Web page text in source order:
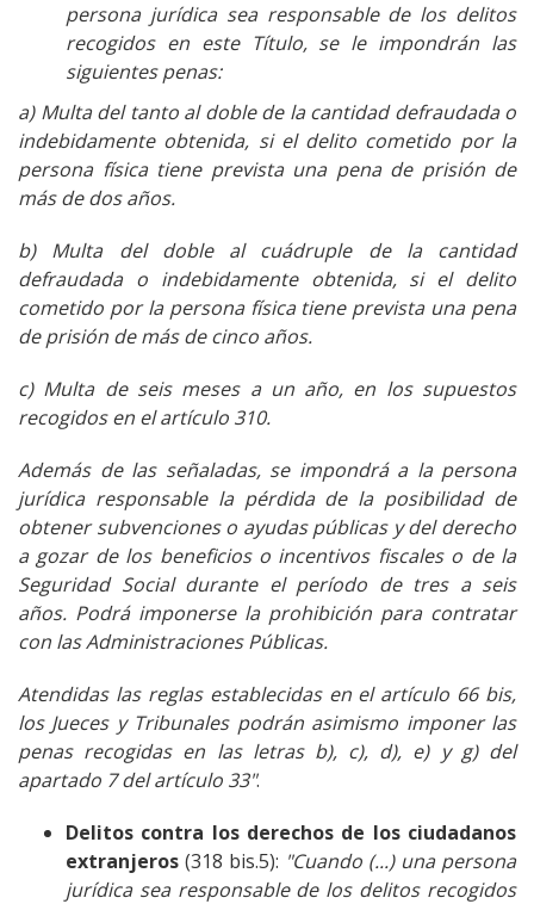
persona jurídica sea responsable de los delitos
recogidos en este Título, se le impondrán las
siguientes penas:
a) Multa del tanto al doble de la cantidad defraudada o
indebidamente obtenida, si el delito cometido por la
persona física tiene prevista una pena de prisión de
más de dos años.
b) Multa del doble al cuádruple de la cantidad
defraudada o indebidamente obtenida, si el delito
cometido por la persona física tiene prevista una pena
de prisión de más de cinco años.
c) Multa de seis meses a un año, en los supuestos
recogidos en el artículo 310.
Además de las señaladas, se impondrá a la persona
jurídica responsable la pérdida de la posibilidad de
obtener subvenciones o ayudas públicas y del derecho
a gozar de los beneficios o incentivos fiscales o de la
Seguridad Social durante el período de tres a seis
años. Podrá imponerse la prohibición para contratar
con las Administraciones Públicas.
Atendidas las reglas establecidas en el artículo 66 bis,
los Jueces y Tribunales podrán asimismo imponer las
penas recogidas en las letras b), c), d), e) y g) del
apartado 7 del artículo 33".
Delitos contra los derechos de los ciudadanos
extranjeros (318 bis.5): "Cuando (...) una persona
jurídica sea responsable de los delitos recogidos